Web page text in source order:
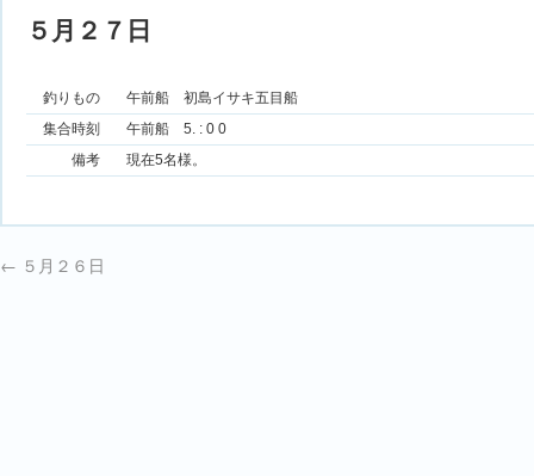
５月２７日
釣りもの
午前船 初島イサキ五目船
集合時刻
午前船 5. : 0 0
備考
現在5名様。
← ５月２６日